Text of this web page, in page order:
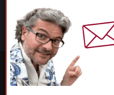
CONSO), podcasts (CAFÉ
vous êtes, ainsi que les
communauté de
Mentions légales Données
Contact